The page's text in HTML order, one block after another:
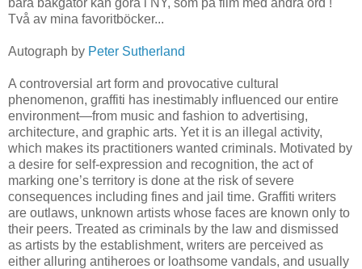
Två av mina favoritböcker...
Autograph by Peter Sutherland
A controversial art form and provocative cultural
phenomenon, graffiti has inestimably influenced our entire
environment—from music and fashion to advertising,
architecture, and graphic arts. Yet it is an illegal activity,
which makes its practitioners wanted criminals. Motivated by
a desire for self-expression and recognition, the act of
marking one’s territory is done at the risk of severe
consequences including fines and jail time. Graffiti writers
are outlaws, unknown artists whose faces are known only to
their peers. Treated as criminals by the law and dismissed
as artists by the establishment, writers are perceived as
either alluring antiheroes or loathsome vandals, and usually